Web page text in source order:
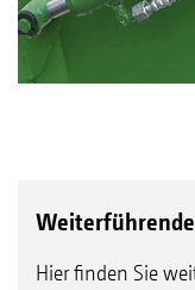
Hier finden Sie